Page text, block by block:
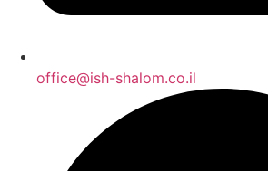
office@ish-shalom.co.il